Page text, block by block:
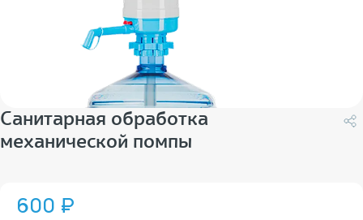
Санитарная обработка
механической помпы
600 ₽